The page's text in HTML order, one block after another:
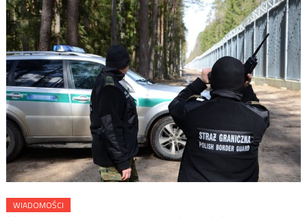
WIADOMOŚCI